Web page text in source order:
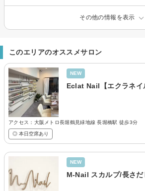
その他の情報を表示
このエリアのオススメサロン
NEW
Eclat Nail【エクラネイ
アクセス：大阪メトロ長堀鶴見緑地線 長堀橋駅 徒歩3分
◎ 本日空席あり
NEW
M-Nail スカルプ/長さ